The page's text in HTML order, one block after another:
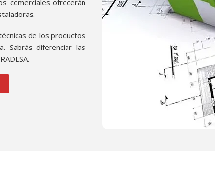
comerciales ofrecerán
de los productos
Sabrás diferenciar las